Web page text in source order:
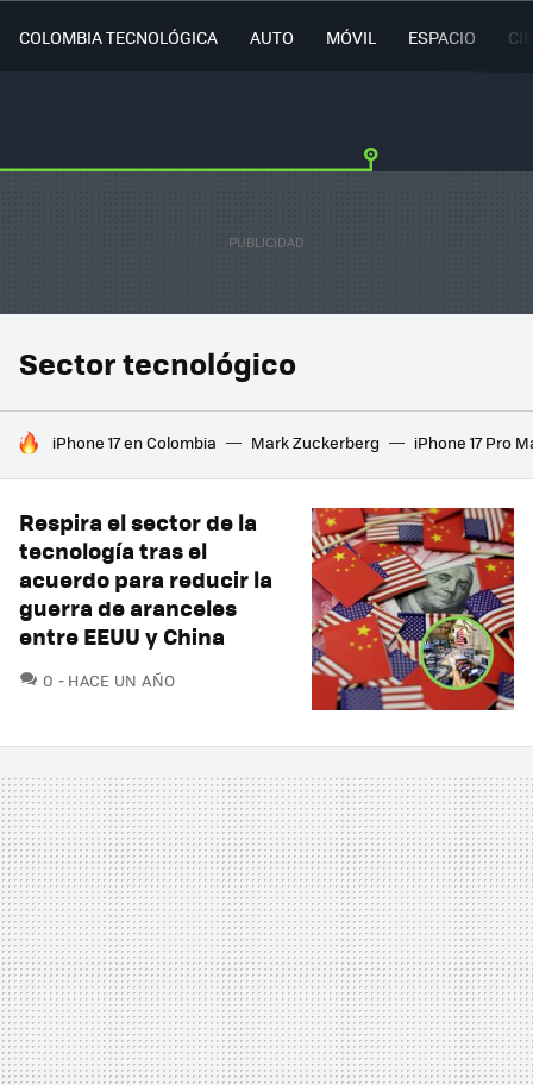
COLOMBIA TECNOLÓGICA AUTO MÓVIL ESPACIO
Sector tecnológico
HOY SE HABLA DE
iPhone 17 en Colombia Mark Zuckerberg iPhone 17 Pro
Respira el sector de la
tecnología tras el
acuerdo para reducir la
guerra de aranceles
entre EEUU y China
0 COMENTARIOS
HACE UN AÑO